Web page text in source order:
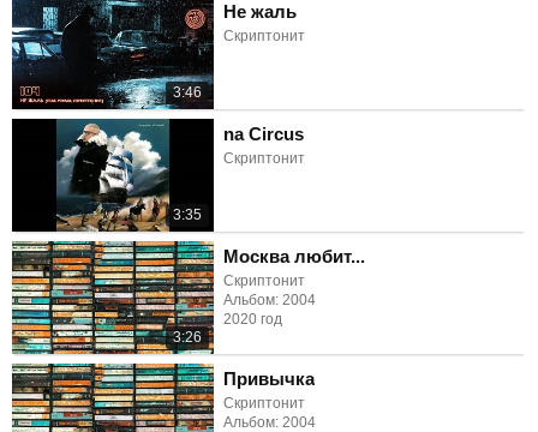
3:46
Не жаль
Скриптонит
3:35
na Circus
Скриптонит
3:26
Москва любит...
Скриптонит
Альбом: 2004
2020 год
Привычка
Скриптонит
Альбом: 2004